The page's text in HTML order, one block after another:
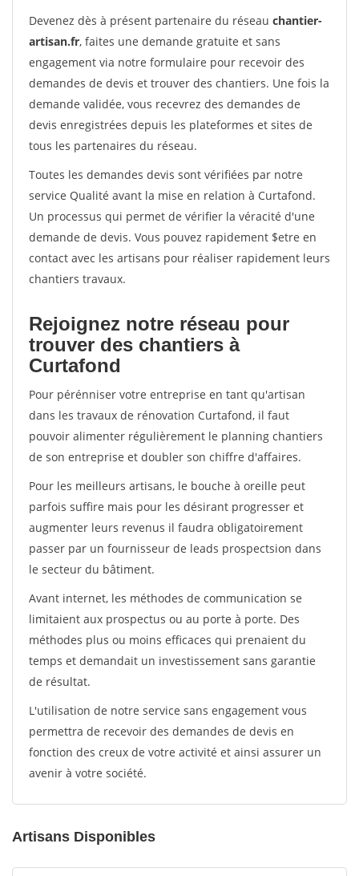
Devenez dès à présent partenaire du réseau chantier-
artisan.fr, faites une demande gratuite et sans
engagement via notre formulaire pour recevoir des
demandes de devis et trouver des chantiers. Une fois la
demande validée, vous recevrez des demandes de
devis enregistrées depuis les plateformes et sites de
tous les partenaires du réseau.
Toutes les demandes devis sont vérifiées par notre
service Qualité avant la mise en relation à Curtafond.
Un processus qui permet de vérifier la véracité d'une
demande de devis. Vous pouvez rapidement $etre en
contact avec les artisans pour réaliser rapidement leurs
chantiers travaux.
Rejoignez notre réseau pour
trouver des chantiers à
Curtafond
Pour pérénniser votre entreprise en tant qu'artisan
dans les travaux de rénovation Curtafond, il faut
pouvoir alimenter régulièrement le planning chantiers
de son entreprise et doubler son chiffre d'affaires.
Pour les meilleurs artisans, le bouche à oreille peut
parfois suffire mais pour les désirant progresser et
augmenter leurs revenus il faudra obligatoirement
passer par un fournisseur de leads prospectsion dans
le secteur du bâtiment.
Avant internet, les méthodes de communication se
limitaient aux prospectus ou au porte à porte. Des
méthodes plus ou moins efficaces qui prenaient du
temps et demandait un investissement sans garantie
de résultat.
L'utilisation de notre service sans engagement vous
permettra de recevoir des demandes de devis en
fonction des creux de votre activité et ainsi assurer un
avenir à votre société.
Artisans Disponibles